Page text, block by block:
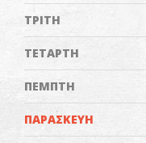
ΤΡΙΤΗ
ΤΕΤΑΡΤΗ
ΠΕΜΠΤΗ
ΠΑΡΑΣΚΕΥΗ